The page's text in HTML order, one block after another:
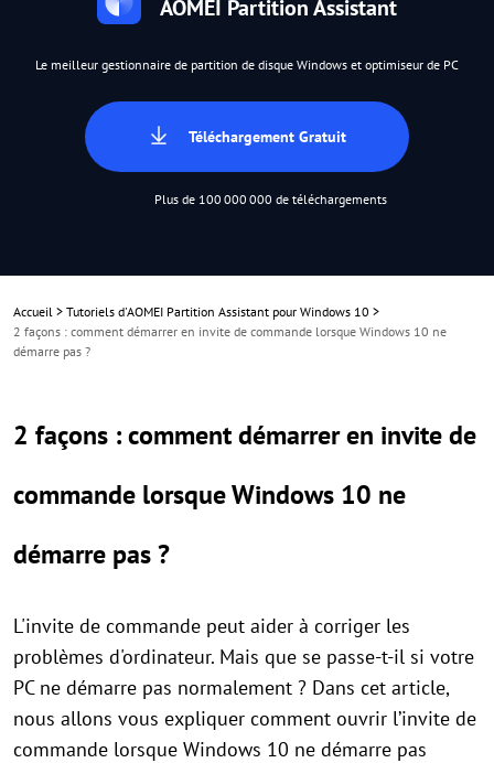
AOMEI Partition Assistant
Le meilleur gestionnaire de partition de disque Windows et optimiseur de PC
Téléchargement Gratuit
Plus de 100 000 000 de téléchargements
Accueil > Tutoriels d'AOMEI Partition Assistant pour Windows 10 >
2 façons : comment démarrer en invite de commande lorsque Windows 10 ne
démarre pas ?
2 façons : comment démarrer en invite de
commande lorsque Windows 10 ne
démarre pas ?
L'invite de commande peut aider à corriger les
problèmes d'ordinateur. Mais que se passe-t-il si votre
PC ne démarre pas normalement ? Dans cet article,
nous allons vous expliquer comment ouvrir l’invite de
commande lorsque Windows 10 ne démarre pas